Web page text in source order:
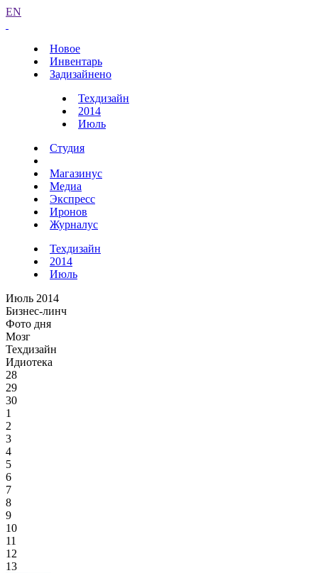
EN
Новое
Инвентарь
Задизайнено
Техдизайн
2014
Июль
Студия
Магазинус
Медиа
Экспресс
Иронов
Журналус
Техдизайн
2014
Июль
Июль 2014
Бизнес-линч
Фото дня
Мозг
Техдизайн
Идиотека
28
29
30
1
2
3
4
5
6
7
8
9
10
11
12
13